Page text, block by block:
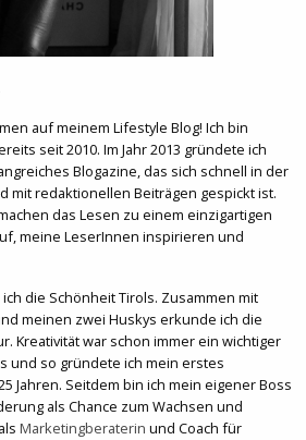
auf meinem Lifestyle Blog! Ich bin
seit 2010. Im Jahr 2013 gründete ich
Blogazine, das sich schnell in der
mit redaktionellen Beiträgen gespickt ist.
das Lesen zu einem einzigartigen
meine LeserInnen inspirieren und
die Schönheit Tirols. Zusammen mit
meinen zwei Huskys erkunde ich die
Kreativität war schon immer ein wichtiger
und so gründete ich mein erstes
Jahren. Seitdem bin ich mein eigener Boss
als Chance zum Wachsen und
Marketingberaterin und Coach für